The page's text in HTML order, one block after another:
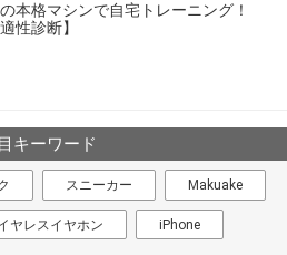
本格マシンで自宅トレーニング！
性診断】
キーワード
スニーカー Makuake
ヤレスイヤホン iPhone